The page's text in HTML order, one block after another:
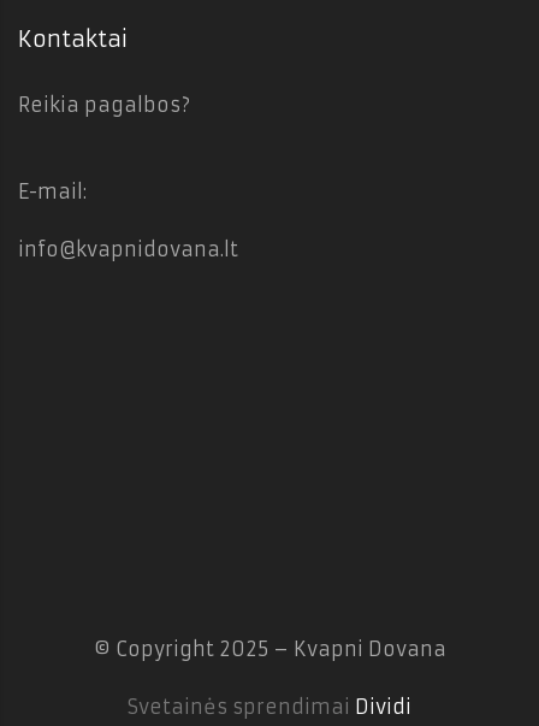
Kontaktai
Reikia pagalbos?
E-mail:
info@kvapnidovana.lt
© Copyright 2025 – Kvapni Dovana
Svetainės sprendimai Dividi